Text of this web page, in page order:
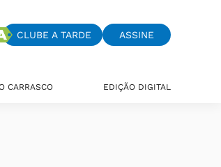
CLUBE A TARDE ASSINE
CARRASCO EDIÇÃO DIGITAL